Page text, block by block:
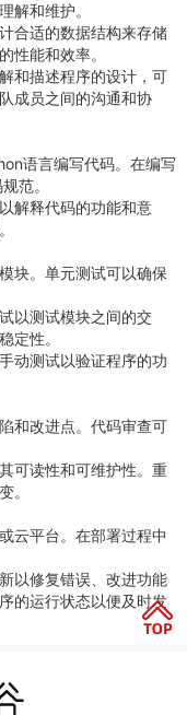
解和维护。
合适的数据结构来存储
性能和效率。
和描述程序的设计，可
成员之间的沟通和协
语言编写代码。在编写
范。
解释代码的功能和意
块。单元测试可以确保
以测试模块之间的交
定性。
动测试以验证程序的功
和改进点。代码审查可
可读性和可维护性。重
。
云平台。在部署过程中
以修复错误、改进功能
的运行状态以便及时发